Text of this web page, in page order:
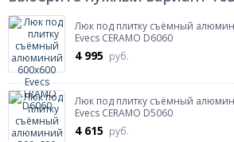
Люк под плитку съёмный
Evecs CERAMO D6060
4 995 руб.
Люк под плитку съёмный
Evecs CERAMO D5060
4 615 руб.